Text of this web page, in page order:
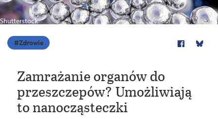
Shutterstock
Zdrowie
Zamrażanie organów do
przeszczepów? Umożliwiają
to nanocząsteczki